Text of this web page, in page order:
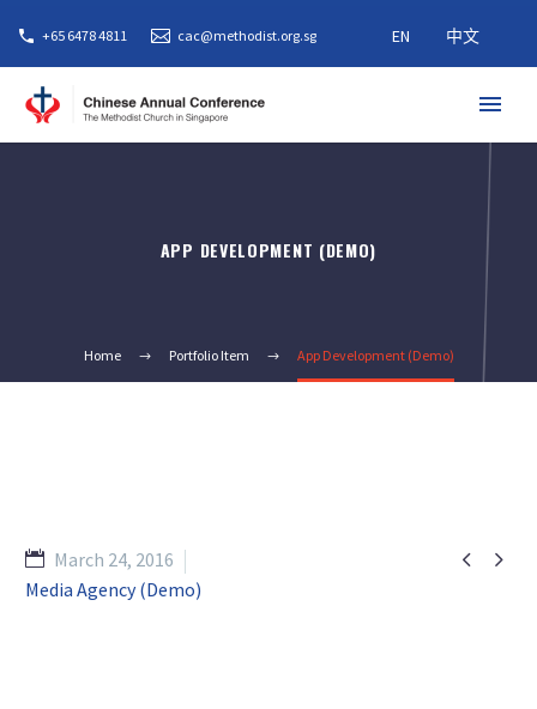
+65 6478 4811 cac@methodist.org.sg EN 中文
APP DEVELOPMENT (DEMO)
Home Portfolio Item App Development (Demo)
 
March 24, 2016
Media Agency (Demo)